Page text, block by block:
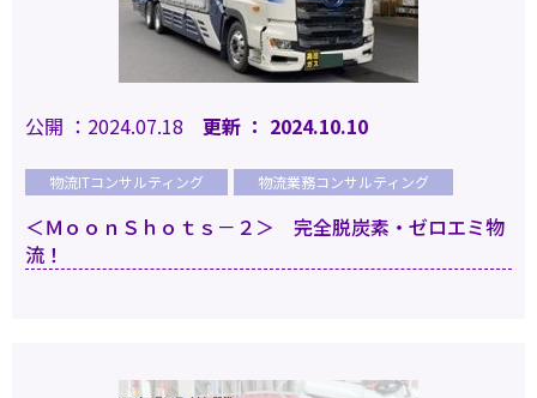
公開 ：2024.07.18 更新 ： 2024.10.10
物流ITコンサルティング 物流業務コンサルティング
＜ＭｏｏｎＳｈｏｔｓ－２＞ 完全脱炭素・ゼロエミ物
流！